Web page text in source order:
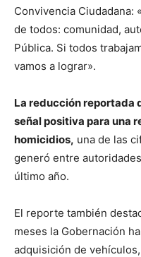
Convivencia Ciudadana:
de todos: comunidad,
Pública. Si todos
vamos a lograr».
La reducción reportada
señal positiva para una
homicidios, una de las
generó entre
último año.
El reporte también
meses la Gobernación
adquisición de